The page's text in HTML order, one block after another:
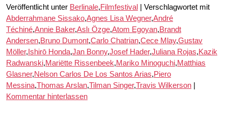
Veröffentlicht unter Berlinale,Filmfestival
Verschlagwortet mit
Abderrahmane Sissako,Agnes Lisa Wegner,André
Téchiné,Annie Baker,Aslı Özge,Atom Egoyan,Brandt
Andersen,Bruno Dumont,Carlo Chatrian,Cece Mlay,Gustav
Möller, Ishirō Honda,Jan Bonny,Josef Hader,Juliana Rojas,Kazik
Radwanski,Mariëtte Rissenbeek,Mariko Minoguchi,Matthias
Glasner,Nelson Carlos De Los Santos Arias,Piero
Messina,Thomas Arslan,Tilman Singer,Travis Wilkerson
Kommentar hinterlassen